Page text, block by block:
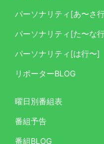
パーソナリティ[あ〜さ
パーソナリティ[た〜な
パーソナリティ[は行〜]
リポーターBLOG
曜日別番組表
番組予告
番組BLOG